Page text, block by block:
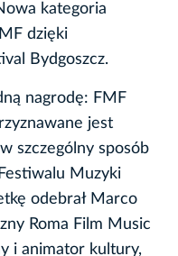
kategoria
dzięki
Bydgoszcz.
nagrodę: FMF
jest
szczególny sposób
Muzyki
odebrał Marco
Roma Film Music
i animator kultury,